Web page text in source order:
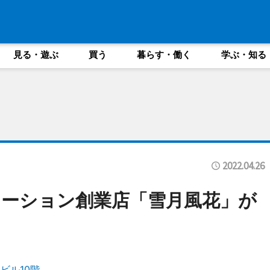
見る・遊ぶ 買う 暮らす・働く 学ぶ・知る
2022.04.26
ション創業店「雪月風花」が